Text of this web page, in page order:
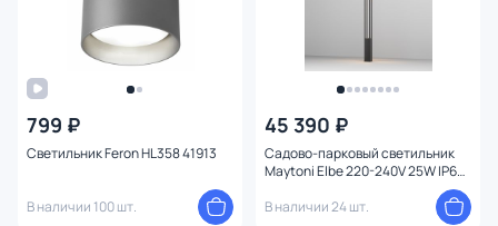
799 ₽
Светильник Feron HL358 41913
В наличии 100 шт.
45 390 ₽
Садово-парковый светильник
Maytoni Elbe 220-240V 25W IP65
В наличии 24 шт.